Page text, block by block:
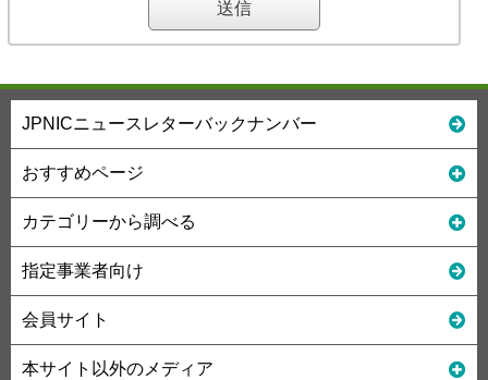
JPNICニュースレターバックナンバー
おすすめページ
カテゴリーから調べる
指定事業者向け
会員サイト
本サイト以外のメディア